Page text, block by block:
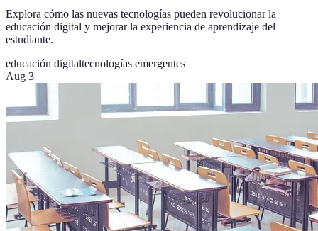
Explora cómo las nuevas tecnologías pueden revolucionar la
educación digital y mejorar la experiencia de aprendizaje del
estudiante.
educación digitaltecnologías emergentes
Aug 3